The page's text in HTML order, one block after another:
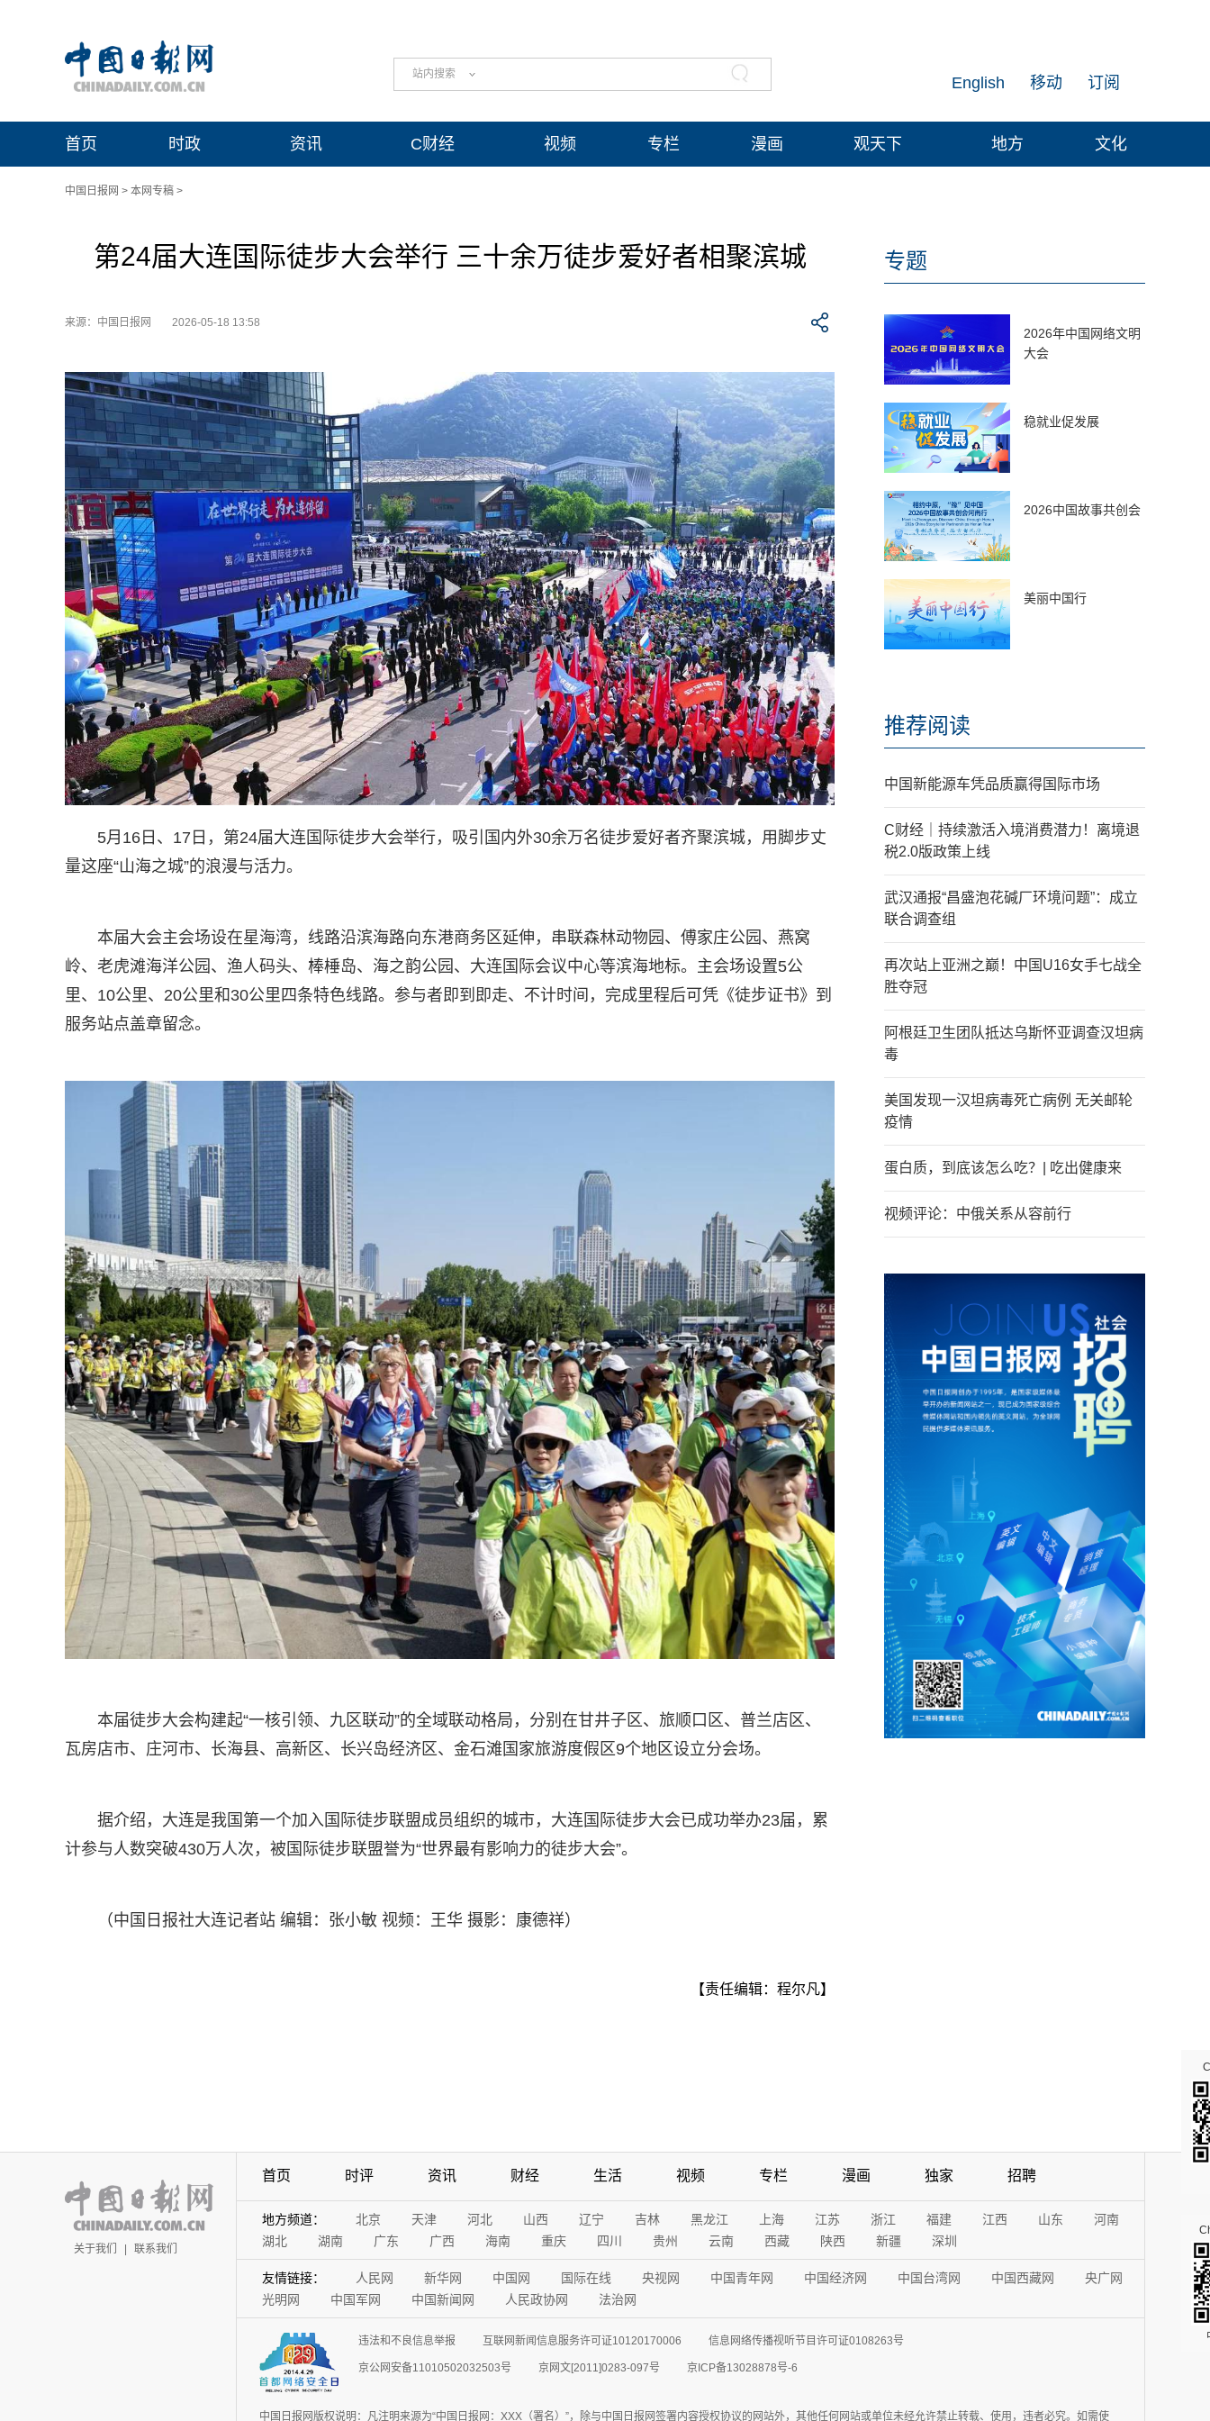
站内搜索 订阅
移动
English
首页 时政 资讯 C财经 视频 专栏 漫画 观天下 地方 文化
中国日报网 > 本网专稿 >
第24届大连国际徒步大会举行 三十余万徒步爱好者相聚滨城
来源：中国日报网 2026-05-18 13:58
5月16日、17日，第24届大连国际徒步大会举行，吸引国内外30余万名徒步爱好者齐聚滨城，用脚步丈
量这座“山海之城”的浪漫与活力。
本届大会主会场设在星海湾，线路沿滨海路向东港商务区延伸，串联森林动物园、傅家庄公园、燕窝
岭、老虎滩海洋公园、渔人码头、棒棰岛、海之韵公园、大连国际会议中心等滨海地标。主会场设置5公
里、10公里、20公里和30公里四条特色线路。参与者即到即走、不计时间，完成里程后可凭《徒步证书》到
服务站点盖章留念。
本届徒步大会构建起“一核引领、九区联动”的全域联动格局，分别在甘井子区、旅顺口区、普兰店区、
瓦房店市、庄河市、长海县、高新区、长兴岛经济区、金石滩国家旅游度假区9个地区设立分会场。
据介绍，大连是我国第一个加入国际徒步联盟成员组织的城市，大连国际徒步大会已成功举办23届，累
计参与人数突破430万人次，被国际徒步联盟誉为“世界最有影响力的徒步大会”。
（中国日报社大连记者站 编辑：张小敏 视频：王华 摄影：康德祥）
【责任编辑：程尔凡】
专题
2026年中国网络文明
大会
稳就业促发展
2026中国故事共创会
美丽中国行
推荐阅读
中国新能源车凭品质赢得国际市场
C财经｜持续激活入境消费潜力！离境退
税2.0版政策上线
武汉通报“昌盛泡花碱厂环境问题”：成立
联合调查组
再次站上亚洲之巅！中国U16女手七战全
胜夺冠
阿根廷卫生团队抵达乌斯怀亚调查汉坦病
毒
美国发现一汉坦病毒死亡病例 无关邮轮
疫情
蛋白质，到底该怎么吃？| 吃出健康来
视频评论：中俄关系从容前行
关于我们 | 联系我们
首页 时评 资讯 财经 生活 视频 专栏 漫画 独家 招聘
地方频道： 北京 天津 河北 山西 辽宁 吉林 黑龙江 上海 江苏 浙江 福建 江西 山东
河南
湖北
湖南 广东 广西 海南 重庆 四川 贵州 云南 西藏 陕西 新疆 深圳
友情链接： 人民网 新华网 中国网 国际在线 央视网 中国青年网 中国经济网 中国台湾网 中国西藏网
央广网
光明网
中国军网 中国新闻网 人民政协网 法治网
违法和不良信息举报 互联网新闻信息服务许可证10120170006 信息网络传播视听节目许可证0108263号
京公网安备11010502032503号 京网文[2011]0283-097号 京ICP备13028878号-6
中国日报网版权说明：凡注明来源为“中国日报网：XXX（署名）”，除与中国日报网签署内容授权协议的网站外，其他任何网站或单位未经允许禁止转载、使用，违者必究。如需使